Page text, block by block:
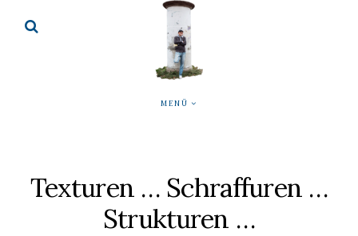
MENÜ
Texturen … Schraffuren …
Strukturen …